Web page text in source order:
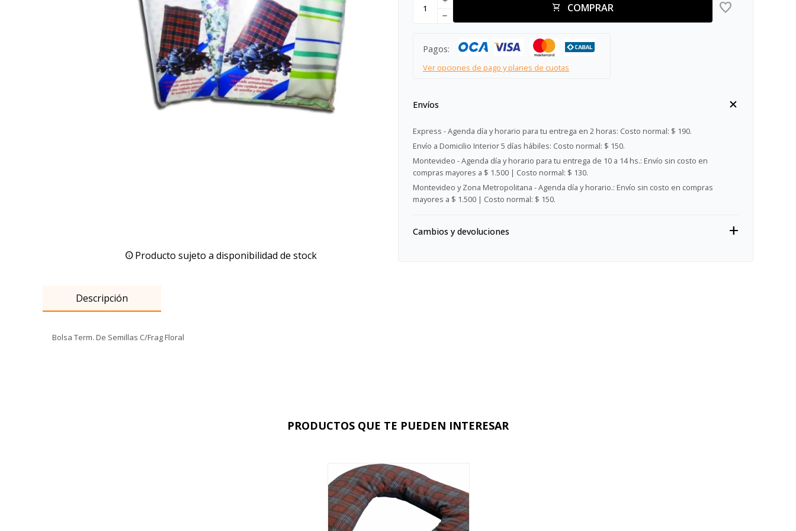
Producto sujeto a disponibilidad de stock
COMPRAR
remove
Pagos:
Ver opciones de pago y planes de cuotas
Envíos
Express - Agenda día y horario para tu entrega en 2 horas: Costo normal: $ 190.
Envío a Domicilio Interior 5 días hábiles: Costo normal: $ 150.
Montevideo - Agenda día y horario para tu entrega de 10 a 14 hs.: Envío sin costo en
compras mayores a $ 1.500 | Costo normal: $ 130.
Montevideo y Zona Metropolitana - Agenda día y horario.: Envío sin costo en compras
mayores a $ 1.500 | Costo normal: $ 150.
Cambios y devoluciones
Descripción
Bolsa Term. De Semillas C/Frag Floral
PRODUCTOS QUE TE PUEDEN INTERESAR